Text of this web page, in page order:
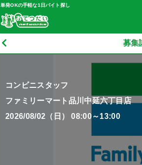
単発OKの手軽な1日バイト探し
募集
コンビニスタッフ
ファミリーマート品川中延六丁目店
2026/08/02（日） 08:00～13:00